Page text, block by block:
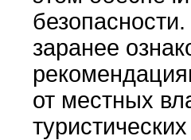
заранее
от местных